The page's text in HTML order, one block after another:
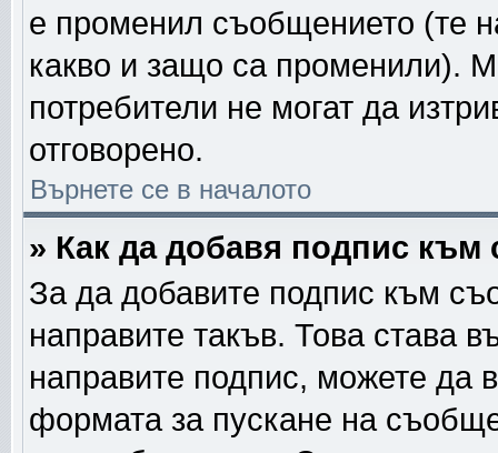
е променил съобщението (те
какво и защо са променили).
потребители не могат да
отговорено.
Върнете се в началото
» Как да добавя подпис към
За да добавите подпис към
направите такъв. Това става
направите подпис, можете да
формата за пускане на